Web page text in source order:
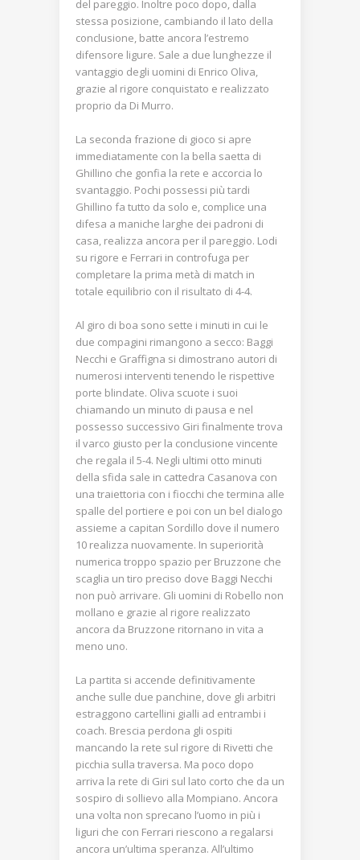
del pareggio. Inoltre poco dopo, dalla
stessa posizione, cambiando il lato della
conclusione, batte ancora l’estremo
difensore ligure. Sale a due lunghezze il
vantaggio degli uomini di Enrico Oliva,
grazie al rigore conquistato e realizzato
proprio da Di Murro.
La seconda frazione di gioco si apre
immediatamente con la bella saetta di
Ghillino che gonfia la rete e accorcia lo
svantaggio. Pochi possessi più tardi
Ghillino fa tutto da solo e, complice una
difesa a maniche larghe dei padroni di
casa, realizza ancora per il pareggio. Lodi
su rigore e Ferrari in controfuga per
completare la prima metà di match in
totale equilibrio con il risultato di 4-4.
Al giro di boa sono sette i minuti in cui le
due compagini rimangono a secco: Baggi
Necchi e Graffigna si dimostrano autori di
numerosi interventi tenendo le rispettive
porte blindate. Oliva scuote i suoi
chiamando un minuto di pausa e nel
possesso successivo Giri finalmente trova
il varco giusto per la conclusione vincente
che regala il 5-4. Negli ultimi otto minuti
della sfida sale in cattedra Casanova con
una traiettoria con i fiocchi che termina alle
spalle del portiere e poi con un bel dialogo
assieme a capitan Sordillo dove il numero
10 realizza nuovamente. In superiorità
numerica troppo spazio per Bruzzone che
scaglia un tiro preciso dove Baggi Necchi
non può arrivare. Gli uomini di Robello non
mollano e grazie al rigore realizzato
ancora da Bruzzone ritornano in vita a
meno uno.
La partita si accende definitivamente
anche sulle due panchine, dove gli arbitri
estraggono cartellini gialli ad entrambi i
coach. Brescia perdona gli ospiti
mancando la rete sul rigore di Rivetti che
picchia sulla traversa. Ma poco dopo
arriva la rete di Giri sul lato corto che da un
sospiro di sollievo alla Mompiano. Ancora
una volta non sprecano l’uomo in più i
liguri che con Ferrari riescono a regalarsi
ancora un’ultima speranza. All’ultimo